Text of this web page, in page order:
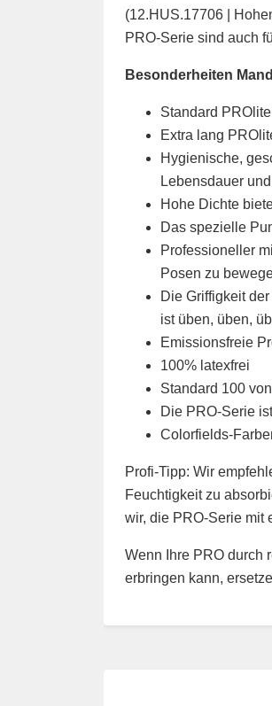
(12.HUS.17706 |
PRO-Serie sind auch
Besonderheiten
Standard
Extra lang
Hygienische,
Lebensdauer
Hohe Dichte
Das spezielle
Professioneller
Posen zu
Die Griffigkeit
ist üben, üben,
Emissionsfreie
100% latexfrei
Standard 100
Die PRO-Serie
Colorfields-
Profi-Tipp: Wir
Feuchtigkeit zu
wir, die PRO-Serie mit
Wenn Ihre PRO durch
erbringen kann,